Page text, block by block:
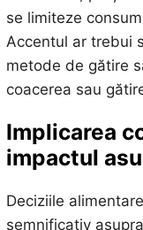
se limiteze
Accentul ar trebui
metode de gătire
coacerea sau
Implicarea
impactul
Deciziile
semnificativ